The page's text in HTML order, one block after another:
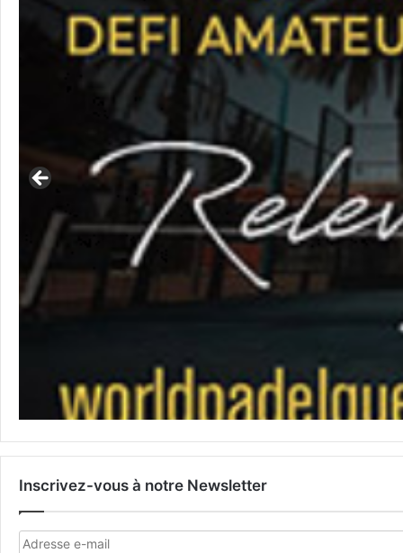
Inscrivez-vous à notre Newsletter